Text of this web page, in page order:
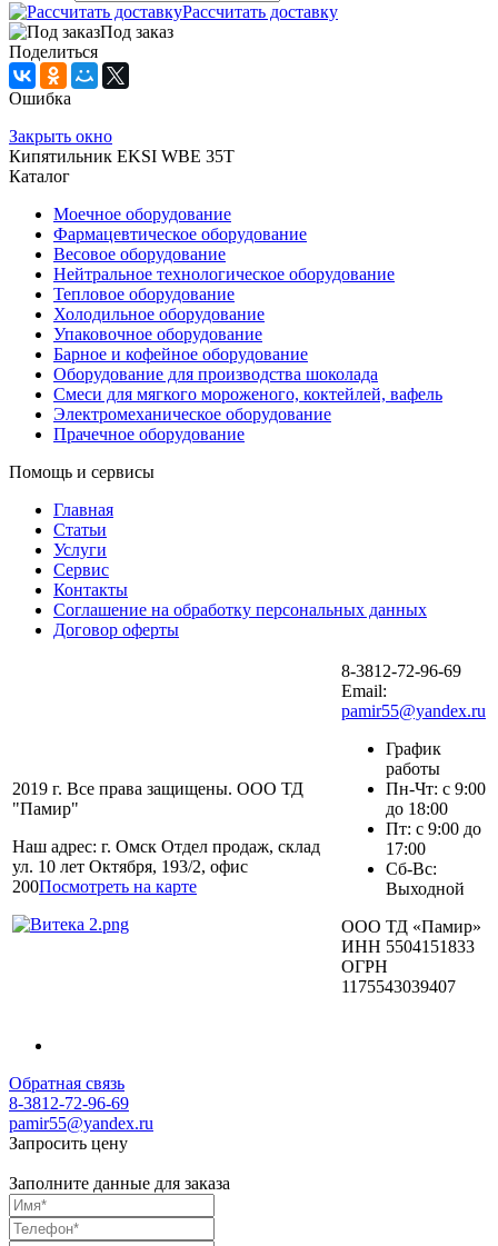
Рассчитать доставку
Под заказ
Поделиться
Ошибка
Закрыть окно
Кипятильник EKSI WBE 35T
Каталог
Моечное оборудование
Фармацевтическое оборудование
Весовое оборудование
Нейтральное технологическое оборудование
Тепловое оборудование
Холодильное оборудование
Упаковочное оборудование
Барное и кофейное оборудование
Оборудование для производства шоколада
Смеси для мягкого мороженого, коктейлей, вафель
Электромеханическое оборудование
Прачечное оборудование
Помощь и сервисы
Главная
Статьи
Услуги
Сервис
Контакты
Соглашение на обработку персональных данных
Договор оферты
2019 г. Все права защищены. ООО ТД
"Памир"
Наш адрес: г. Омск Отдел продаж, склад
ул. 10 лет Октября, 193/2, офис
200Посмотреть на карте
8-3812-72-96-69
Email:
pamir55@yandex.ru
График
работы
Пн-Чт: с 9:00
до 18:00
Пт: с 9:00 до
17:00
Сб-Вс:
Выходной
ООО ТД «Памир»
ИНН 5504151833
ОГРН
1175543039407
Обратная связь
8-3812-72-96-69
pamir55@yandex.ru
Запросить цену
Заполните данные для заказа